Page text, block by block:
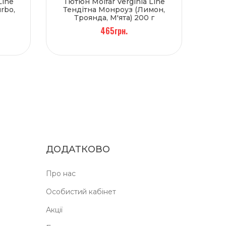
Тендітна Монроуз (Лимон,
Троянда, М'ята) 200 г
465грн.
ДОДАТКОВО
Про нас
Особистий кабінет
Акції